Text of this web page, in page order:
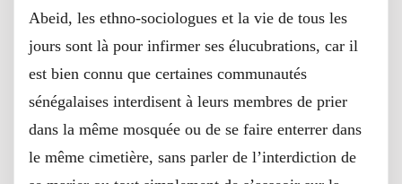
Abeid, les ethno-sociologues et la vie de tous les
jours sont là pour infirmer ses élucubrations, car il
est bien connu que certaines communautés
sénégalaises interdisent à leurs membres de prier
dans la même mosquée ou de se faire enterrer dans
le même cimetière, sans parler de l’interdiction de